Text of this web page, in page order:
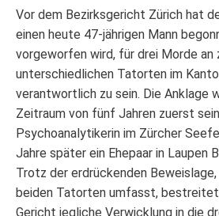
Vor dem Bezirksgericht Zürich hat
einen heute 47-jährigen Mann
vorgeworfen wird, für drei Morde an
unterschiedlichen Tatorten im
verantwortlich zu sein. Die Anklage
Zeitraum von fünf Jahren zuerst
Psychoanalytikerin im Zürcher
Jahre später ein Ehepaar in Laupen
Trotz der erdrückenden
beiden Tatorten umfasst,
Gericht jegliche Verwicklung in die